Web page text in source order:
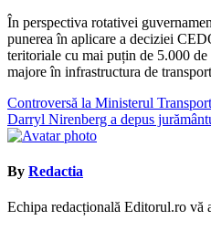
În perspectiva rotativei
punerea în aplicare a deciziei
teritoriale cu mai puțin de 5.000
majore în infrastructura de
Navigare
în
Controversă la Ministerul
Darryl Nirenberg a depus
By Redactia
Echipa redacțională Editorul.ro vă